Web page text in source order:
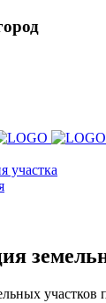
участка